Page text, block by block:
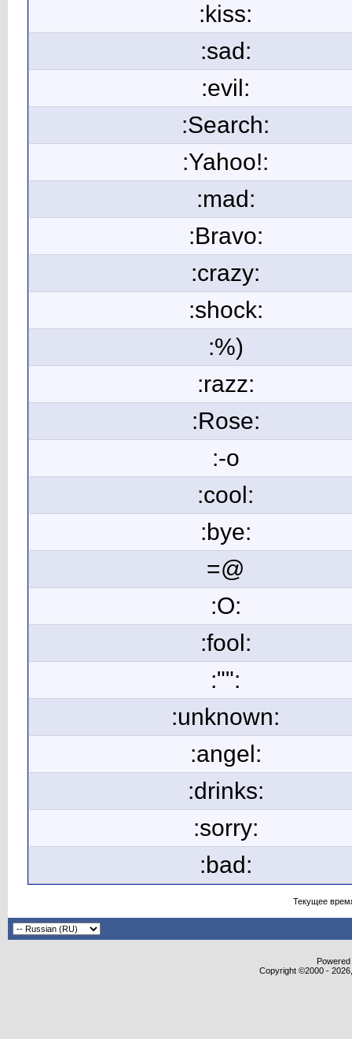
:kiss:
:sad:
:evil:
:Search:
:Yahoo!:
:mad:
:Bravo:
:crazy:
:shock:
:%)
:razz:
:Rose:
:-o
:cool:
:bye:
=@
:O:
:fool:
:"":
:unknown:
:angel:
:drinks:
:sorry:
:bad:
Текущее
Copyright ©2000 -